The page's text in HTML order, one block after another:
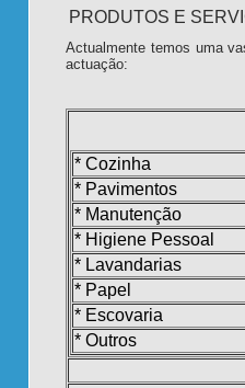
PRODUTOS E
Actualmente temos uma
actuação:
* Cozinha
* Pavimentos
* Manutenção
* Higiene Pessoal
* Lavandarias
* Papel
* Escovaria
* Outros